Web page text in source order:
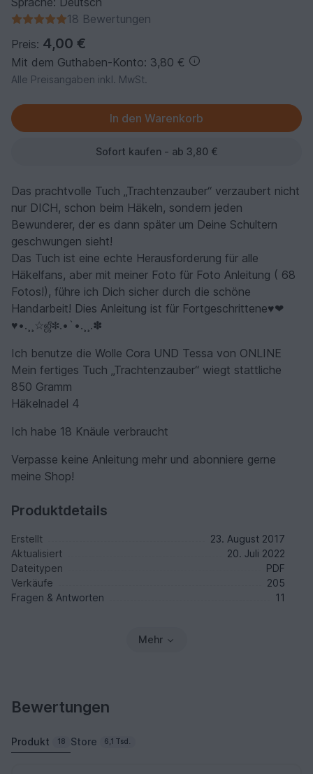
18 Bewertungen
Preis: 4,00 €
Mit dem Guthaben-Konto: 3,80 €
Alle Preisangaben inkl. MwSt.
Sofort kaufen - ab 3,80 €
Das prachtvolle Tuch „Trachtenzauber“ verzaubert nicht
nur DICH, schon beim Häkeln, sondern jeden
Bewunderer, der es dann später um Deine Schultern
geschwungen sieht!
Das Tuch ist eine echte Herausforderung für alle
Häkelfans, aber mit meiner Foto für Foto Anleitung ( 68
Fotos!), führe ich Dich sicher durch die schöne
Handarbeit! Dies Anleitung ist für Fortgeschrittene♥❤
♥•.¸¸☆ஜீ✽.• ` •.¸¸.✽
Ich benutze die Wolle Cora UND Tessa von ONLINE
Mein fertiges Tuch „Trachtenzauber“ wiegt stattliche
850 Gramm
Häkelnadel 4
Ich habe 18 Knäule verbraucht
Verpasse keine Anleitung mehr und abonniere gerne
meine Shop!
Produktdetails
Erstellt
23. August 2017
Aktualisiert
20. Juli 2022
Dateitypen
PDF
Verkäufe
205
Fragen & Antworten
11
Mehr
Bewertungen
Produkt 18 Store 6,1 Tsd.